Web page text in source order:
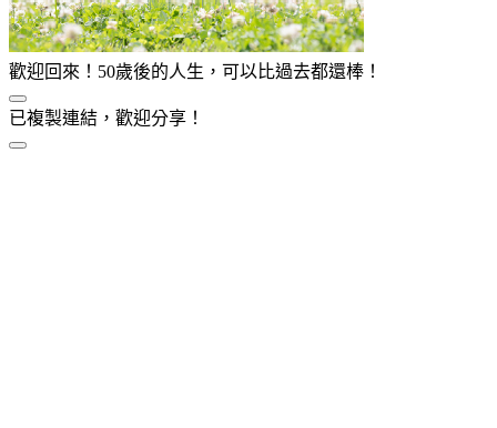
歡迎回來！50歲後的人生，可以比過去都還棒！
已複製連結，歡迎分享！